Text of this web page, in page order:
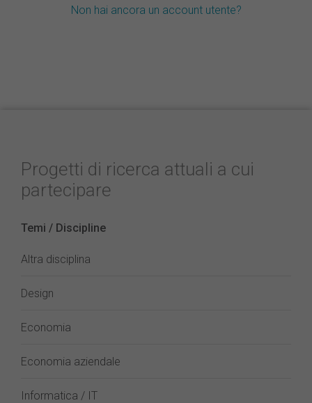
Non hai ancora un account utente?
Progetti di ricerca attuali a cui
partecipare
Temi / Discipline
Altra disciplina
Design
Economia
Economia aziendale
Informatica / IT